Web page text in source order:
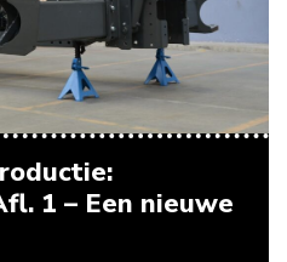
1 – Een nieuwe